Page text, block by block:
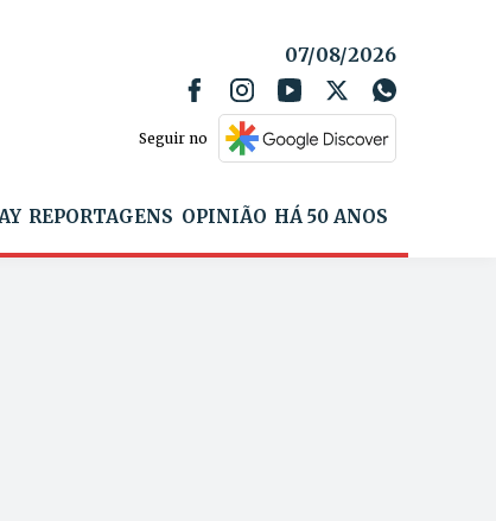
07/08/2026
Seguir no
REPORTAGENS OPINIÃO HÁ 50 ANOS